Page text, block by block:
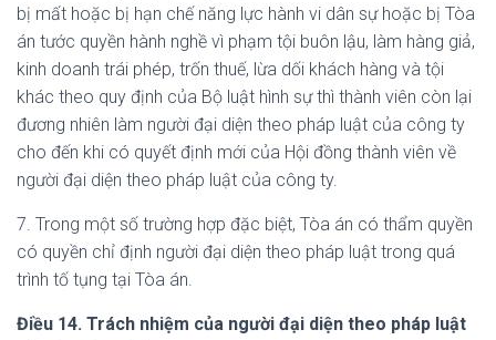
bị mất hoặc bị hạn chế năng lực hành vi dân sự hoặc bị Tòa
án tước quyền hành nghề vì phạm tội buôn lậu, làm hàng giả,
kinh doanh trái phép, trốn thuế, lừa dối khách hàng và tội
khác theo quy định của Bộ luật hình sự thì thành viên còn lại
đương nhiên làm người đại diện theo pháp luật của công ty
cho đến khi có quyết định mới của Hội đồng thành viên về
người đại diện theo pháp luật của công ty.
7. Trong một số trường hợp đặc biệt, Tòa án có thẩm quyền
có quyền chỉ định người đại diện theo pháp luật trong quá
trình tố tụng tại Tòa án.
Điều 14. Trách nhiệm của người đại diện theo pháp luật